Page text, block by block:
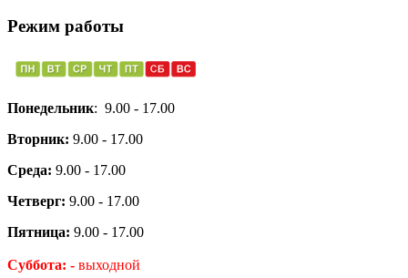
Режим работы
Понедельник: 9.00 - 17.00
Вторник: 9.00 - 17.00
Среда: 9.00 - 17.00
Четверг: 9.00 - 17.00
Пятница: 9.00 - 17.00
Суббота: - выходной